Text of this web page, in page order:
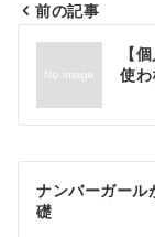
投
ナ
ビ
ゲ
前の記事
【
使
ナンバーガール
礎